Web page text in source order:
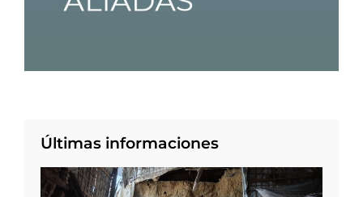
Últimas informaciones